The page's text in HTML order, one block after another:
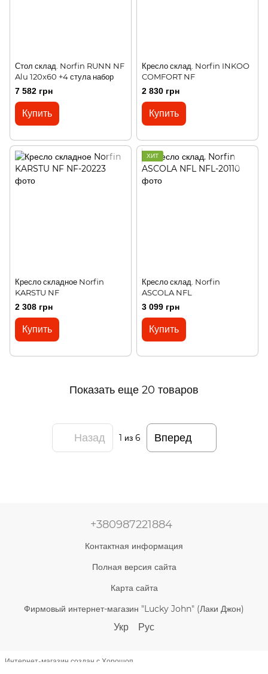
Стол склад. Norfin RUNN NF
Alu 120x60 +4 стула набор
7 582 грн
Купить
Кресло склад. Norfin INKOO
COMFORT NF
2 830 грн
Купить
Кресло складное Norfin
KARSTU NF
2 308 грн
Купить
ХИТ
Кресло склад. Norfin
ASCOLA NFL
3 099 грн
Купить
Показать еще 20 товаров
Назад 1 из 6 Вперед
+380987221884
Контактная информация
Полная версия сайта
Карта сайта
Фирмовый интернет-магазин "Lucky John" (Лаки Джон)
Укр Рус
Интернет-магазин создан с Хорошоп